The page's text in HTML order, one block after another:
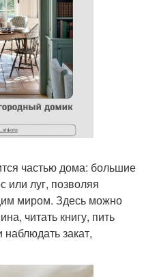
частью дома: большие
или луг, позволяя
миром. Здесь можно
читать книгу, пить
закат,